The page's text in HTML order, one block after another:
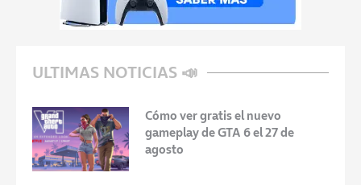
ULTIMAS NOTICIAS 📣
Cómo ver gratis el nuevo
gameplay de GTA 6 el 27 de
agosto